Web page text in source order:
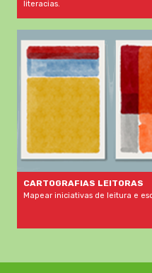
literacias.
CARTOGRAFIAS LEITORAS
Mapear iniciativas de leitura e